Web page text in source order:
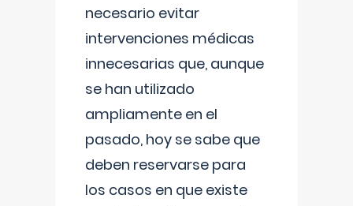
necesario evitar
intervenciones médicas
innecesarias que, aunque
se han utilizado
ampliamente en el
pasado, hoy se sabe que
deben reservarse para
los casos en que existe